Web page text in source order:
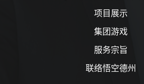
项目展示
集团游戏
服务宗旨
联络悟空德州